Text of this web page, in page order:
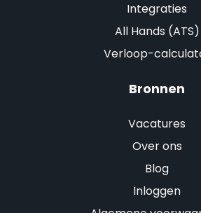
Integraties
All Hands (ATS)
Verloop-
Bronnen
Vacatures
Over ons
Blog
Inloggen